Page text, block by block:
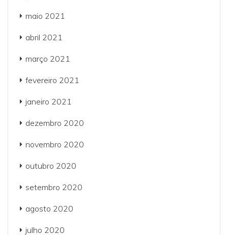
maio 2021
abril 2021
março 2021
fevereiro 2021
janeiro 2021
dezembro 2020
novembro 2020
outubro 2020
setembro 2020
agosto 2020
julho 2020